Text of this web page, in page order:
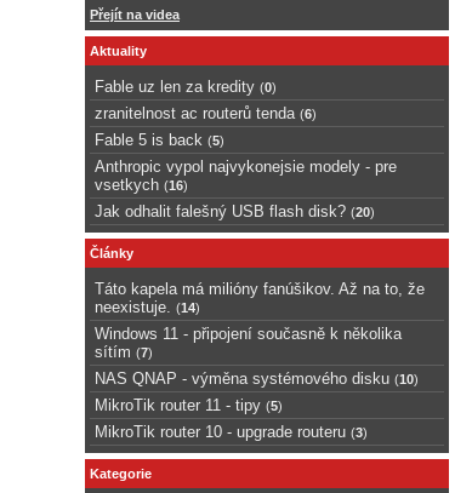
Přejít na videa
Aktuality
Fable uz len za kredity (0)
zranitelnost ac routerů tenda (6)
Fable 5 is back (5)
Anthropic vypol najvykonejsie modely - pre
vsetkych (16)
Jak odhalit falešný USB flash disk? (20)
Články
Táto kapela má milióny fanúšikov. Až na to, že
neexistuje.
(14)
Windows 11 - připojení současně k několika
sítím (7)
NAS QNAP - výměna systémového disku (10)
MikroTik router 11 - tipy (5)
MikroTik router 10 - upgrade routeru (3)
Kategorie